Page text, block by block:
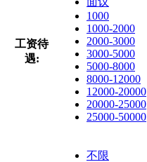
工资待
遇:
1000
1000-2000
2000-3000
3000-5000
5000-8000
8000-12000
12000-20000
20000-25000
25000-50000
不限